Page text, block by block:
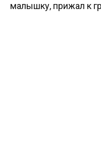
малышку, прижал к